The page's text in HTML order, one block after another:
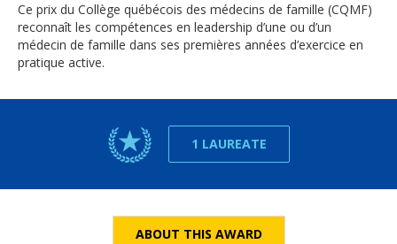
Ce prix du Collège québécois des médecins de famille (CQMF)
reconnaît les compétences en leadership d’une ou d’un
médecin de famille dans ses premières années d’exercice en
pratique active.
1 LAUREATE
ABOUT THIS AWARD